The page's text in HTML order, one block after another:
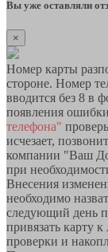
Вы уже оставляли
×
Номер карты
стороне. Номер
вводится без 8 в
появления ошибки
телефона"
исчезает,
компании "Ваш
при
Внесения
необходимо
следующий день
привязать карту
проверки и